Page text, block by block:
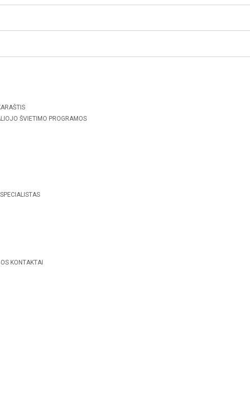
ŠVIETIMO PROGRAMOS
KONTAKTAI